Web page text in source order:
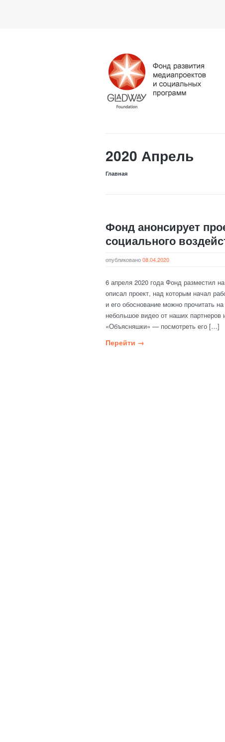
2020 Апрель
Главная
Фонд анонсирует
социального
опубликовано08.04.2020
6 апреля 2020 года Фонд разместил
описал проект, над которым начал
и его обоснование можно прочитать
небольшое видео от наших
«Объясняшки» — посмотреть его […]
Перейти →